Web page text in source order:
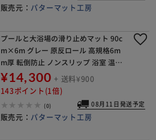
販売元： パターマット工房
プールと大浴場の滑り止めマット 90c
m×6m グレー 原反ロール 高規格6m
m厚 転倒防止 ノンスリップ 浴室 温泉
すべりどめマット ゴムマット バスマ
ット【代引き不可】
¥14,300 + 送料¥900
143ポイント(1倍)
(0) 08月11日発送予定
販売元： パターマット工房